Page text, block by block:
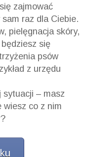
zajmować
raz dla Ciebie.
pielęgnacja skóry,
się
psów
z urzędu
sytuacji – masz
wiesz co z nim